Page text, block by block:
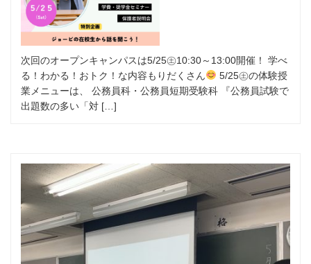
次回のオープンキャンパスは5/25㊏10:30～13:00開催！ 学べ
る！わかる！おトク！な内容もりだくさん
5/25㊏の体験授
業メニューは、 公務員科・公務員短期受験科 『公務員試験で
出題数の多い「対 […]